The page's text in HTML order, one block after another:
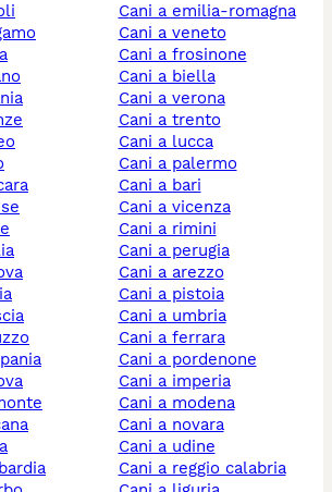
cani a emilia-romagna
cani a veneto
cani a frosinone
cani a biella
cani a verona
cani a trento
cani a lucca
cani a palermo
cani a bari
cani a vicenza
cani a rimini
cani a perugia
cani a arezzo
cani a pistoia
cani a umbria
cani a ferrara
cani a pordenone
cani a imperia
cani a modena
cani a novara
cani a udine
cani a reggio calabria